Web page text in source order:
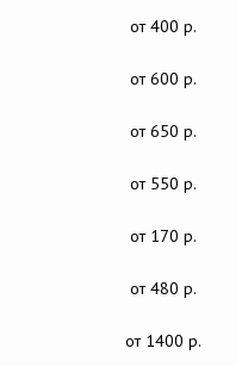
от 400 р.
от 600 р.
от 650 р.
от 550 р.
от 170 р.
от 480 р.
от 1400 р.